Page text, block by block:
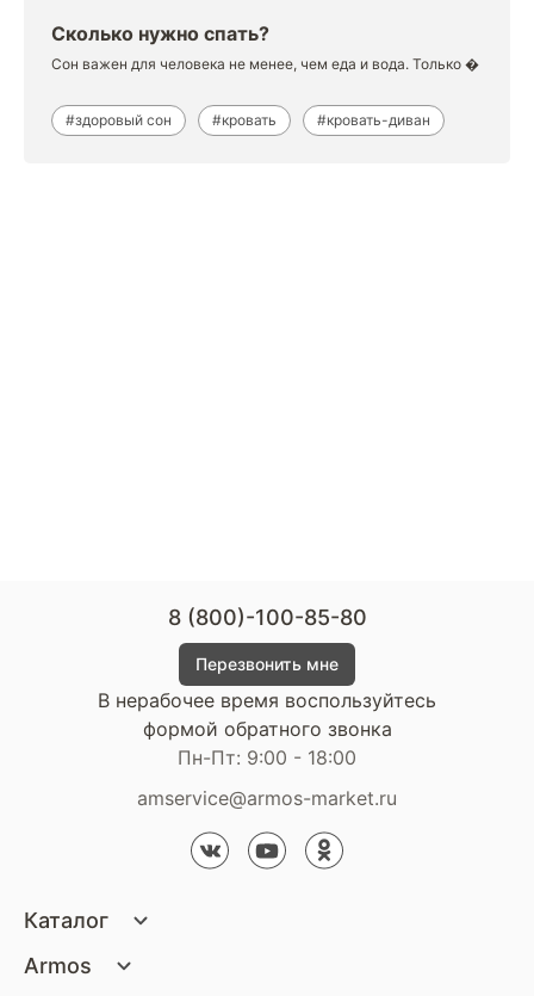
Сколько нужно спать?
Сон важен для человека не менее, чем еда и вода. Только �
#здоровый сон #кровать #кровать-диван
Каталог
Кровати
Armos
8 (800)-100-85-80
Перезвонить мне
В нерабочее время воспользуйтесь
формой обратного звонка
Пн-Пт: 9:00 - 18:00
amservice@armos-market.ru